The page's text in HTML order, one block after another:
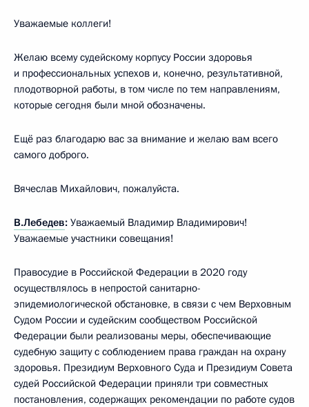
Уважаемые коллеги!
Желаю всему судейскому корпусу России здоровья
и профессиональных успехов и, конечно, результативной,
плодотворной работы, в том числе по тем направлениям,
которые сегодня были мной обозначены.
Ещё раз благодарю вас за внимание и желаю вам всего
самого доброго.
Вячеслав Михайлович, пожалуйста.
В.Лебедев: Уважаемый Владимир Владимирович!
Уважаемые участники совещания!
Правосудие в Российской Федерации в 2020 году
осуществлялось в непростой санитарно-
эпидемиологической обстановке, в связи с чем Верховным
Судом России и судейским сообществом Российской
Федерации были реализованы меры, обеспечивающие
судебную защиту с соблюдением права граждан на охрану
здоровья. Президиум Верховного Суда и Президиум Совета
судей Российской Федерации приняли три совместных
постановления, содержащих рекомендации по работе судов